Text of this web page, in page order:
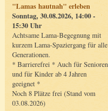
"Lamas hautnah" erleben
Sonntag, 30.08.2026, 14:00 -
15:30 Uhr
Achtsame Lama-Begegnung mit
kurzem Lama-Spaziergang für alle
Generationen.
* Barrierefrei * Auch für Senioren
und für Kinder ab 4 Jahren
geeignet *
Noch 8 Plätze frei (Stand vom
03.08.2026)